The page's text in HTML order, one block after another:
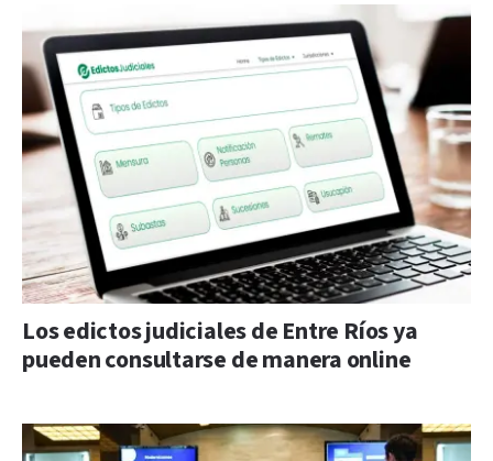
Los edictos judiciales de Entre Ríos ya
pueden consultarse de manera online